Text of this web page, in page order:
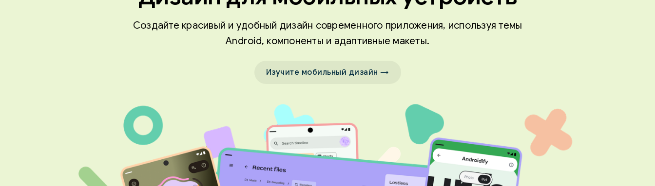
Создайте красивый и удобный дизайн современного приложения, используя темы
Android, компоненты и адаптивные макеты.
Изучите мобильный дизайн →